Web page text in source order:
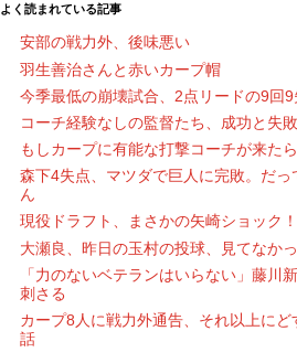
よく読まれている記事
安部の戦力外、後味悪い
羽生善治さんと赤いカープ帽
今季最低の崩壊試合、2点リードの9回
コーチ経験なしの監督たち、成功と失
もしカープに有能な打撃コーチが来た
森下4失点、マツダで巨人に完敗。だ
ん
現役ドラフト、まさかの矢崎ショック！
大瀬良、昨日の玉村の投球、見てなか
「力のないベテランはいらない」藤川
刺さる
カープ8人に戦力外通告、それ以上に
話